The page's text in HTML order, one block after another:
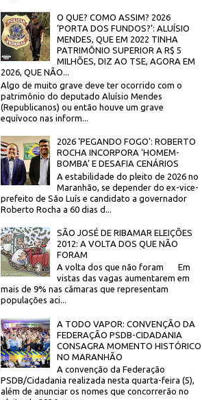
O QUE? COMO ASSIM? 2026
‘PORTA DOS FUNDOS?’: ALUÍSIO
MENDES, QUE EM 2022 TINHA
PATRIMÔNIO SUPERIOR A R$ 5
MILHÕES, DIZ AO TSE, AGORA EM
2026, QUE NÃO...
Algo de muito grave deve ter ocorrido com o
patrimônio do deputado Aluísio Mendes
(Republicanos) ou então houve um grave
equívoco nas inform...
2026 ‘PEGANDO FOGO’: ROBERTO
ROCHA INCORPORA ‘HOMEM-
BOMBA’ E DESAFIA CENÁRIOS
A estabilidade do pleito de 2026 no
Maranhão, se depender do ex-vice-
prefeito de São Luís e candidato a governador
Roberto Rocha a 60 dias d...
SÃO JOSÉ DE RIBAMAR ELEIÇÕES
2012: A VOLTA DOS QUE NÃO
FORAM
A volta dos que não foram Em
vistas das vagas aumentarem em
mais de 9% nas câmaras que representam
populações aci...
A TODO VAPOR: CONVENÇÃO DA
FEDERAÇÃO PSDB-CIDADANIA
CONSAGRA MOMENTO HISTÓRICO
NO MARANHÃO
A convenção da Federação
PSDB/Cidadania realizada nesta quarta-feira (5),
além de anunciar os nomes que concorrerão no